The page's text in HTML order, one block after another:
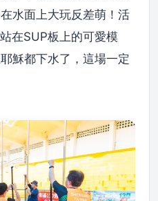
水面上大玩反差萌！活
在SUP板上的可愛模
穌都下水了，這場一定